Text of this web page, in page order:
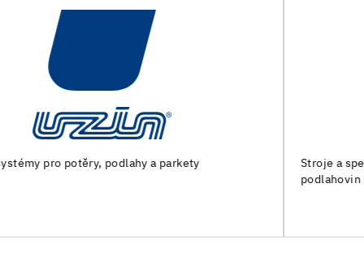
Stroje a speciální nářadí pro přípravu podkladu a pokládku